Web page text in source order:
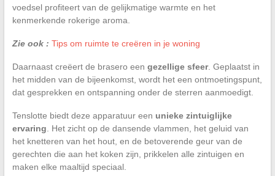
voedsel profiteert van de gelijkmatige warmte en het
kenmerkende rokerige aroma.
Zie ook : Tips om ruimte te creëren in je woning
Daarnaast creëert de brasero een gezellige sfeer. Geplaatst in
het midden van de bijeenkomst, wordt het een ontmoetingspunt,
dat gesprekken en ontspanning onder de sterren aanmoedigt.
Tenslotte biedt deze apparatuur een unieke zintuiglijke
ervaring . Het zicht op de dansende vlammen, het geluid van
het knetteren van het hout, en de betoverende geur van de
gerechten die aan het koken zijn, prikkelen alle zintuigen en
maken elke maaltijd speciaal.